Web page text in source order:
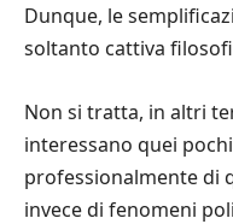
Dunque, le
soltanto cattiva
Non si tratta, in altri
interessano quei
professionalmente di
invece di fenomeni